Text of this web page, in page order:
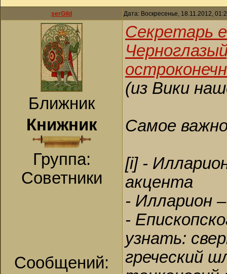
serGild Дата: Воскресенье, 18.11.2012,
Ближник
Книжник
Группа:
Советники
Сообщений:
Секретарь
(из Вики
Самое
[i] -
акцента
- Илларион
-
узнать:
греческий